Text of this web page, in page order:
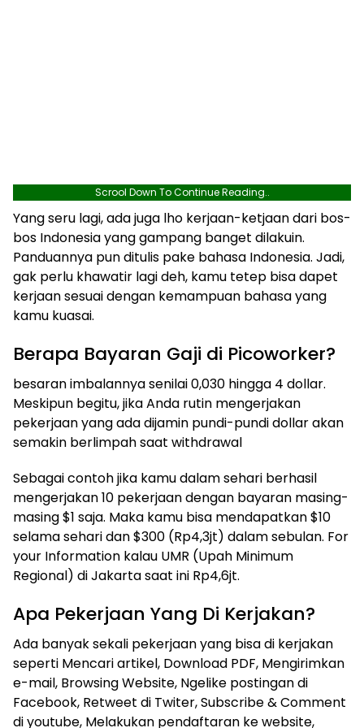
Scrool Down To Continue Reading..
Yang seru lagi, ada juga lho kerjaan-ketjaan dari bos-
bos Indonesia yang gampang banget dilakuin.
Panduannya pun ditulis pake bahasa Indonesia. Jadi,
gak perlu khawatir lagi deh, kamu tetep bisa dapet
kerjaan sesuai dengan kemampuan bahasa yang
kamu kuasai.
Berapa Bayaran Gaji di Picoworker?
besaran imbalannya senilai 0,030 hingga 4 dollar.
Meskipun begitu, jika Anda rutin mengerjakan
pekerjaan yang ada dijamin pundi-pundi dollar akan
semakin berlimpah saat withdrawal
Sebagai contoh jika kamu dalam sehari berhasil
mengerjakan 10 pekerjaan dengan bayaran masing-
masing $1 saja. Maka kamu bisa mendapatkan $10
selama sehari dan $300 (Rp4,3jt) dalam sebulan. For
your Information kalau UMR (Upah Minimum
Regional) di Jakarta saat ini Rp4,6jt.
Apa Pekerjaan Yang Di Kerjakan?
Ada banyak sekali pekerjaan yang bisa di kerjakan
seperti Mencari artikel, Download PDF, Mengirimkan
e-mail, Browsing Website, Ngelike postingan di
Facebook, Retweet di Twiter, Subscribe & Comment
di youtube, Melakukan pendaftaran ke website,